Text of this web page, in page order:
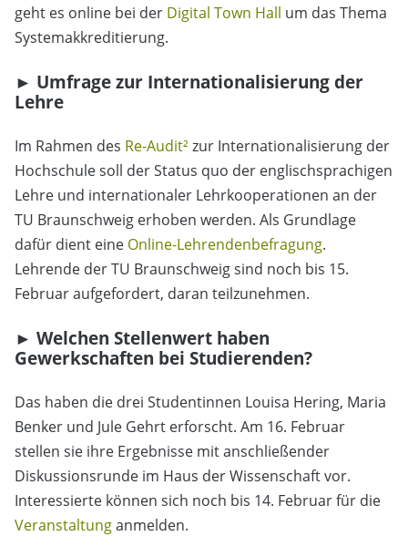
geht es online bei der Digital Town Hall um das Thema
Systemakkreditierung.
► Umfrage zur Internationalisierung der
Lehre
Im Rahmen des Re-Audit²zur Internationalisierung der
Hochschule soll der Status quo der englischsprachigen
Lehre und internationaler Lehrkooperationen an der
TU Braunschweig erhoben werden. Als Grundlage
dafür dient eine Online-Lehrendenbefragung.
Lehrende der TU Braunschweig sind noch bis 15.
Februar aufgefordert, daran teilzunehmen.
► Welchen Stellenwert haben
Gewerkschaften bei Studierenden?
Das haben die drei Studentinnen Louisa Hering, Maria
Benker und Jule Gehrt erforscht. Am 16. Februar
stellen sie ihre Ergebnisse mit anschließender
Diskussionsrunde im Haus der Wissenschaft vor.
Interessierte können sich noch bis 14. Februar für die
Veranstaltunganmelden.